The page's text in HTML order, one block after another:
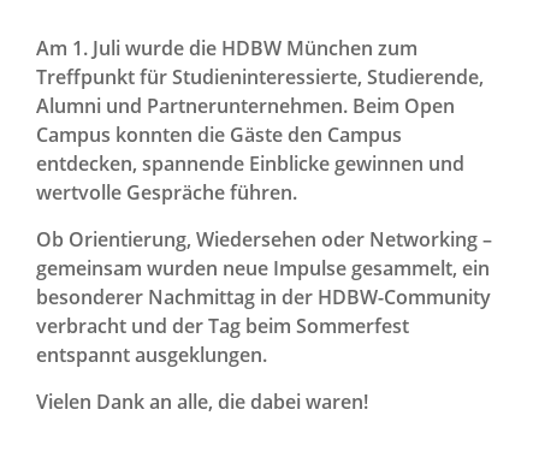
Infoveranstaltungen
Am 1. Juli wurde die HDBW München zum
Treffpunkt für Studieninteressierte, Studierende,
Alumni und Partnerunternehmen. Beim Open
Campus konnten die Gäste den Campus
entdecken, spannende Einblicke gewinnen und
wertvolle Gespräche führen.
Ob Orientierung, Wiedersehen oder Networking –
gemeinsam wurden neue Impulse gesammelt, ein
besonderer Nachmittag in der HDBW-Community
verbracht und der Tag beim Sommerfest
entspannt ausgeklungen.
Vielen Dank an alle, die dabei waren!